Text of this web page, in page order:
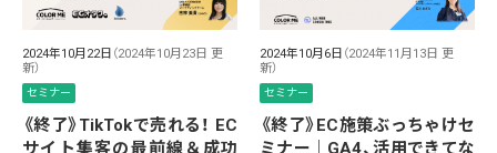
2024年10月22日 （2024年10月23日 更
新）
セミナー
《終了》TikTokで売れる！ EC
サイト集客の最前線＆成功
2024年10月6日 （2024年11月13日 更
新）
セミナー
《終了》EC施策ぶっちゃけセ
ミナー｜GA4、活用できてな